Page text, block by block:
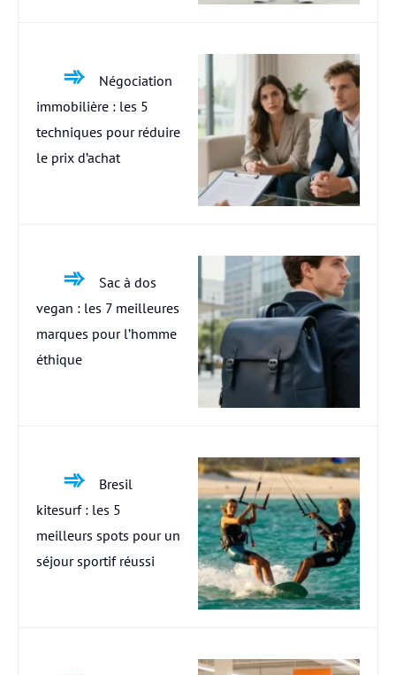
Négociation
immobilière : les 5
techniques pour réduire
le prix d’achat
Sac à dos
vegan : les 7 meilleures
marques pour l’homme
éthique
Bresil
kitesurf : les 5
meilleurs spots pour un
séjour sportif réussi